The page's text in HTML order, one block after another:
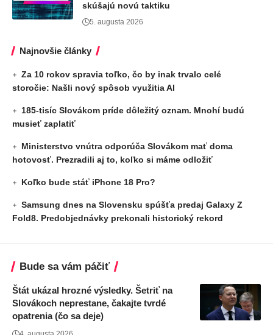
skúšajú novú taktiku
5. augusta 2026
Najnovšie články
Za 10 rokov spravia toľko, čo by inak trvalo celé
storočie: Našli nový spôsob využitia AI
185-tisíc Slovákom príde dôležitý oznam. Mnohí budú
musieť zaplatiť
Ministerstvo vnútra odporúča Slovákom mať doma
hotovosť. Prezradili aj to, koľko si máme odložiť
Koľko bude stáť iPhone 18 Pro?
Samsung dnes na Slovensku spúšťa predaj Galaxy Z
Fold8. Predobjednávky prekonali historický rekord
Bude sa vám páčiť
Štát ukázal hrozné výsledky. Šetriť na
Slovákoch neprestane, čakajte tvrdé
opatrenia (čo sa deje)